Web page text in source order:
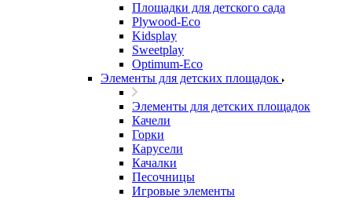
Площадки для детского сада
Plywood-Eco
Kidsplay
Sweetplay
Оptimum-Еco
Элементы для детских площадок
Элементы для детских площадок
Качели
Горки
Карусели
Качалки
Песочницы
Игровые элементы